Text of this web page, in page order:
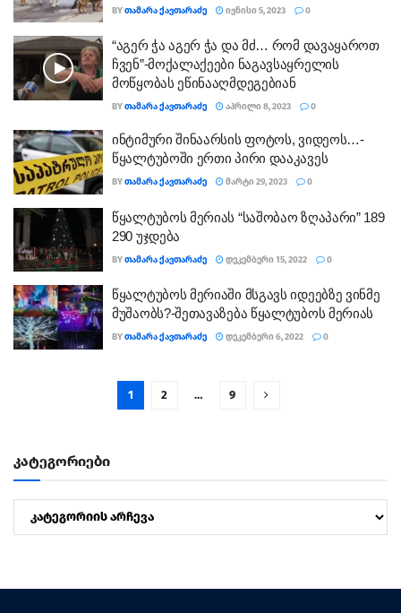
BYᲗᲐᲛᲐᲠᲐ ᲥᲐᲕᲗᲐᲠᲐᲫᲔ ᲘᲕᲜᲘᲡᲘ 5, 2023 0
“აგერ ჭა აგერ ჭა და მძ… რომ დავაყაროთ
ჩვენ”-მოქალაქეები ნაგავსაყრელის
მოწყობას ეწინააღმდეგებიან
BYᲗᲐᲛᲐᲠᲐ ᲥᲐᲕᲗᲐᲠᲐᲫᲔ ᲐᲞᲠᲘᲚᲘ 8, 2023 0
ინტიმური შინაარსის ფოტოს, ვიდეოს…-
წყალტუბოში ერთი პირი დააკავეს
BYᲗᲐᲛᲐᲠᲐ ᲥᲐᲕᲗᲐᲠᲐᲫᲔ ᲛᲐᲠᲢᲘ 29, 2023 0
წყალტუბოს მერიას “საშობაო ზღაპარი” 189
290 უჯდება
BYᲗᲐᲛᲐᲠᲐ ᲥᲐᲕᲗᲐᲠᲐᲫᲔ ᲓᲔᲙᲔᲛᲑᲔᲠᲘ 15, 2022 0
წყალტუბოს მერიაში მსგავს იდეებზე ვინმე
მუშაობს?-შეთავაზება წყალტუბოს მერიას
BYᲗᲐᲛᲐᲠᲐ ᲥᲐᲕᲗᲐᲠᲐᲫᲔ ᲓᲔᲙᲔᲛᲑᲔᲠᲘ 6, 2022 0
1 2 … 9
კატეგორიები
კატეგორიები